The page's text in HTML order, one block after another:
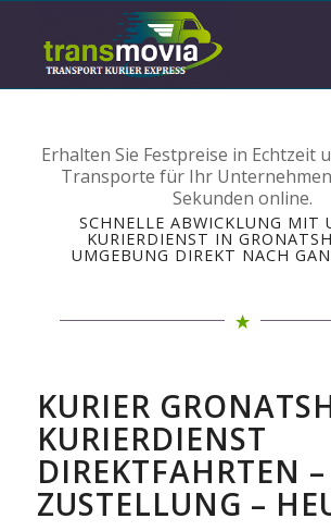
Erhalten Sie Festpreise in Echtzeit
Transporte für Ihr
Sekunden online.
SCHNELLE ABWICKLUNG MIT
KURIERDIENST IN
UMGEBUNG DIREKT NACH
KURIER
KURIERDIENST
DIREKTFAHRTEN –
ZUSTELLUNG –